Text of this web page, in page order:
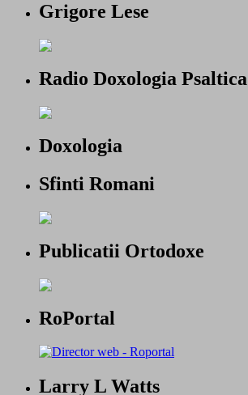
Grigore Lese
Radio Doxologia Psaltica
Doxologia
Sfinti Romani
Publicatii Ortodoxe
RoPortal
Larry L Watts